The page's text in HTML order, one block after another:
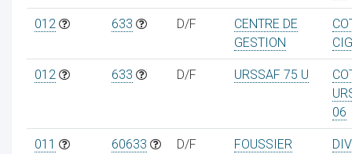
012 633 D/F
CENTRE DE
GESTION
012 633 D/F URSSAF 75 U
06
011 60633 D/F FOUSSIER